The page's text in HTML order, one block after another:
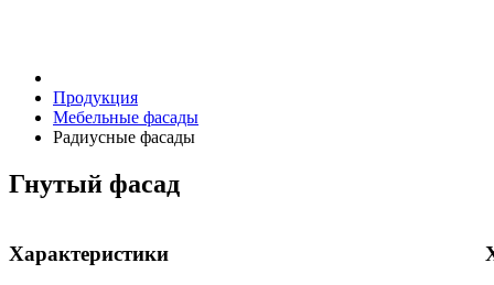
Продукция
Мебельные фасады
Радиусные фасады
Гнутый фасад
Характеристики